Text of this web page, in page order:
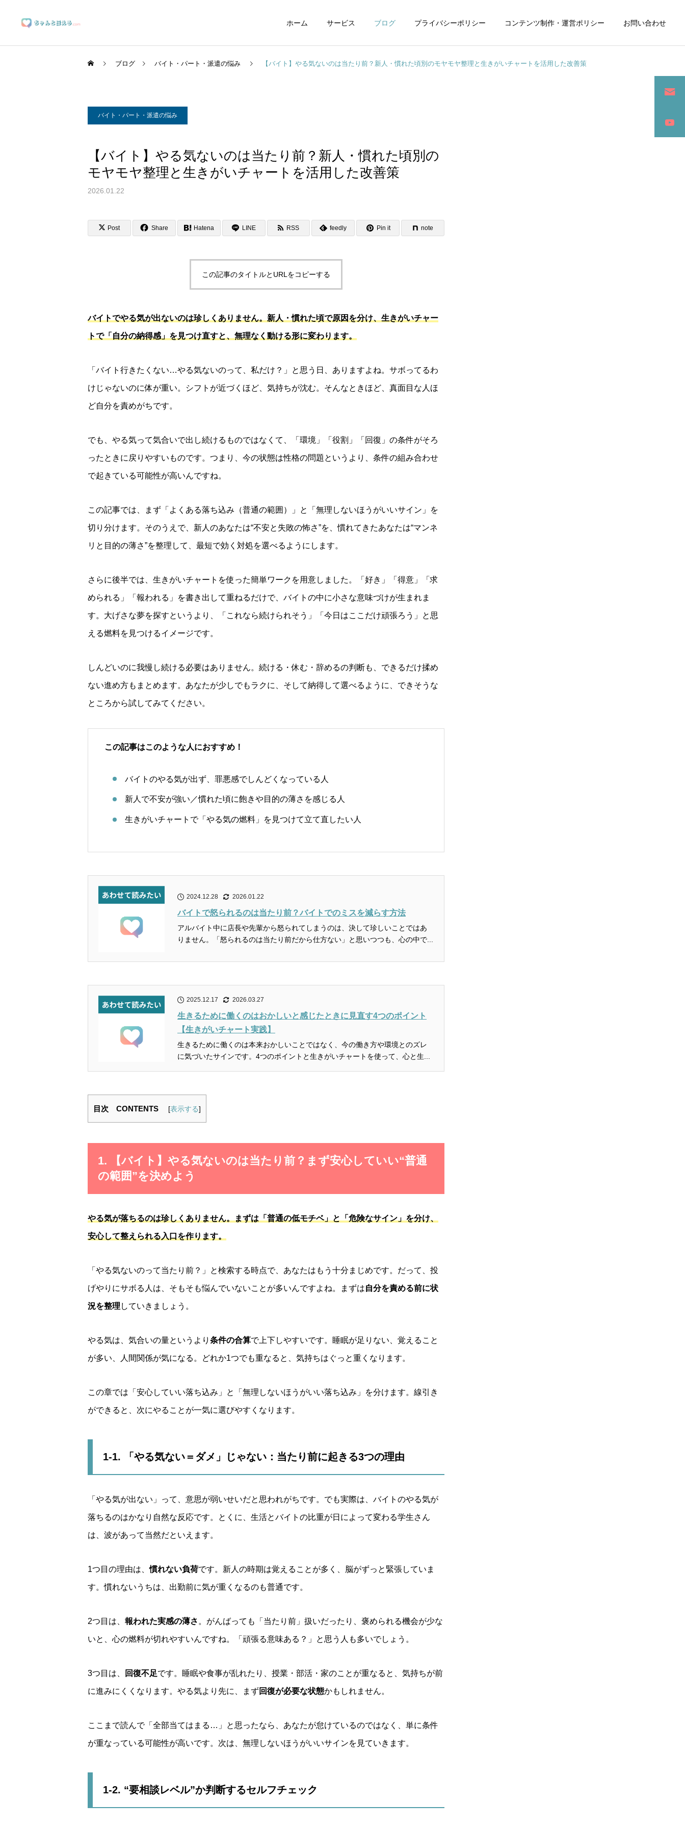
ホーム サービス ブログ プライバシーポリシー コンテンツ制作・運営ポリシー お問い合わせ
ブランディングサポート
マーケティングサポート 動画制作編集
ブログ バイト・パート・派遣の悩み 【バイト】やる気ないのは当たり前？新人・慣れた頃別のモヤモヤ整理と生きがいチャートを活用した改善策
バイト・パート・派遣の悩み
【バイト】やる気ないのは当たり前？新人・慣れた頃別の
モヤモヤ整理と生きがいチャートを活用した改善策
2026.01.22
Post Share Hatena LINE RSS feedly Pin it note
この記事のタイトルとURLをコピーする
バイトでやる気が出ないのは珍しくありません。新人・慣れた頃で原因を分け、生きがいチャー
トで「自分の納得感」を見つけ直すと、無理なく動ける形に変わります。
「バイト行きたくない…やる気ないのって、私だけ？」と思う日、ありますよね。サボってるわ
けじゃないのに体が重い。シフトが近づくほど、気持ちが沈む。そんなときほど、真面目な人ほ
ど自分を責めがちです。
でも、やる気って気合いで出し続けるものではなくて、「環境」「役割」「回復」の条件がそろ
ったときに戻りやすいものです。つまり、今の状態は性格の問題というより、条件の組み合わせ
で起きている可能性が高いんですね。
この記事では、まず「よくある落ち込み（普通の範囲）」と「無理しないほうがいいサイン」を
切り分けます。そのうえで、新人のあなたは“不安と失敗の怖さ”を、慣れてきたあなたは“マンネ
リと目的の薄さ”を整理して、最短で効く対処を選べるようにします。
さらに後半では、生きがいチャートを使った簡単ワークを用意しました。「好き」「得意」「求
められる」「報われる」を書き出して重ねるだけで、バイトの中に小さな意味づけが生まれま
す。大げさな夢を探すというより、「これなら続けられそう」「今日はここだけ頑張ろう」と思
える燃料を見つけるイメージです。
しんどいのに我慢し続ける必要はありません。続ける・休む・辞めるの判断も、できるだけ揉め
ない進め方もまとめます。あなたが少しでもラクに、そして納得して選べるように、できそうな
ところから試してみてください。
この記事はこのような人におすすめ！
バイトのやる気が出ず、罪悪感でしんどくなっている人
新人で不安が強い／慣れた頃に飽きや目的の薄さを感じる人
生きがいチャートで「やる気の燃料」を見つけて立て直したい人
2024.12.28 2026.01.22
バイトで怒られるのは当たり前？バイトでのミスを減らす方法
アルバイト中に店長や先輩から怒られてしまうのは、決して珍しいことではあ
りません。「怒られるのは当たり前だから仕方ない」と思いつつも、心の中で...
2025.12.17 2026.03.27
生きるために働くのはおかしいと感じたときに見直す4つのポイント
【生きがいチャート実践】
生きるために働くのは本来おかしいことではなく、今の働き方や環境とのズレ
に気づいたサインです。4つのポイントと生きがいチャートを使って、心と生...
目次 CONTENTS [表示する]
1. 【バイト】やる気ないのは当たり前？まず安心していい“普通
の範囲”を決めよう
やる気が落ちるのは珍しくありません。まずは「普通の低モチベ」と「危険なサイン」を分け、
安心して整えられる入口を作ります。
「やる気ないのって当たり前？」と検索する時点で、あなたはもう十分まじめです。だって、投
げやりにサボる人は、そもそも悩んでいないことが多いんですよね。まずは自分を責める前に状
況を整理 していきましょう。
やる気は、気合いの量というより 条件の合算で上下しやすいです。睡眠が足りない、覚えること
が多い、人間関係が気になる。どれか1つでも重なると、気持ちはぐっと重くなります。
この章では「安心していい落ち込み」と「無理しないほうがいい落ち込み」を分けます。線引き
ができると、次にやることが一気に選びやすくなります。
1-1. 「やる気ない＝ダメ」じゃない：当たり前に起きる3つの理由
「やる気が出ない」って、意思が弱いせいだと思われがちです。でも実際は、バイトのやる気が
落ちるのはかなり自然な反応です。とくに、生活とバイトの比重が日によって変わる学生さん
は、波があって当然だといえます。
1つ目の理由は、慣れない負荷です。新人の時期は覚えることが多く、脳がずっと緊張していま
す。慣れないうちは、出勤前に気が重くなるのも普通です。
2つ目は、 報われた実感の薄さ 。がんばっても「当たり前」扱いだったり、褒められる機会が少な
いと、心の燃料が切れやすいんですね。「頑張る意味ある？」と思う人も多いでしょう。
3つ目は、 回復不足です。睡眠や食事が乱れたり、授業・部活・家のことが重なると、気持ちが前
に進みにくくなります。やる気より先に、まず回復が必要な状態かもしれません。
ここまで読んで「全部当てはまる…」と思ったなら、あなたが怠けているのではなく、単に条件
が重なっている可能性が高いです。次は、無理しないほうがいいサインを見ていきます。
1-2. “要相談レベル”か判断するセルフチェック